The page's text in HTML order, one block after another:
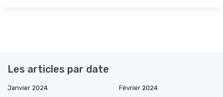
Les articles par date
Janvier 2024
Février 2024